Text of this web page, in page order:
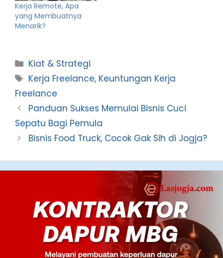
Kerja Remote, Apa
yang Membuatnya
Menarik?
Categories
Kiat & Strategi
Tags
Kerja Freelance, Keuntungan Kerja
Freelance
Panduan Sukses Memulai Bisnis Cuci
Sepatu Bagi Pemula
Bisnis Food Truck, Cocok Gak Sih di Jogja?